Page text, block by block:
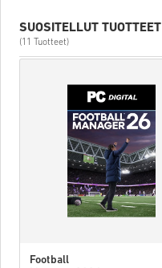
SUOSITELLUT TUOTTEET
(11 Tuotteet)
Football